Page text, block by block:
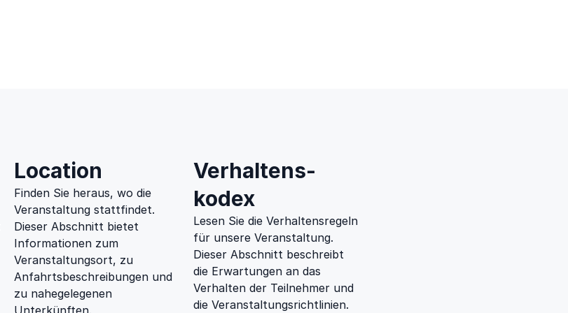
Location
Finden Sie heraus, wo die
Veranstaltung stattfindet.
Dieser Abschnitt bietet
Informationen zum
Veranstaltungsort, zu
Anfahrtsbeschreibungen und
zu nahegelegenen
Unterkünften.
Verhaltens­
kodex
Lesen Sie die Verhaltensregeln
für unsere Veranstaltung.
Dieser Abschnitt beschreibt
die Erwartungen an das
Verhalten der Teilnehmer und
die Veranstaltungsrichtlinien.